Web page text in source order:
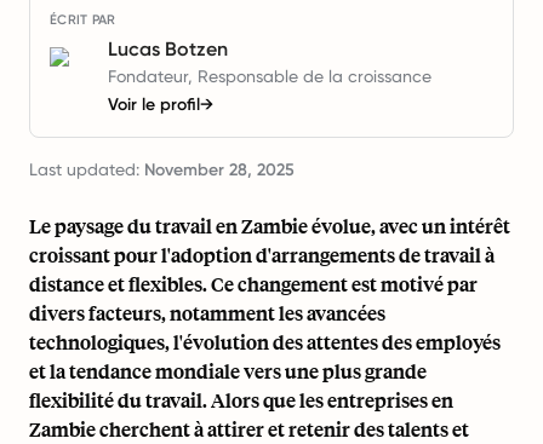
ÉCRIT PAR
Lucas Botzen
Fondateur, Responsable de la croissance
Voir le profil→
Last updated: November 28, 2025
Le paysage du travail en Zambie évolue, avec un intérêt
croissant pour l'adoption d'arrangements de travail à
distance et flexibles. Ce changement est motivé par
divers facteurs, notamment les avancées
technologiques, l'évolution des attentes des employés
et la tendance mondiale vers une plus grande
flexibilité du travail. Alors que les entreprises en
Zambie cherchent à attirer et retenir des talents et